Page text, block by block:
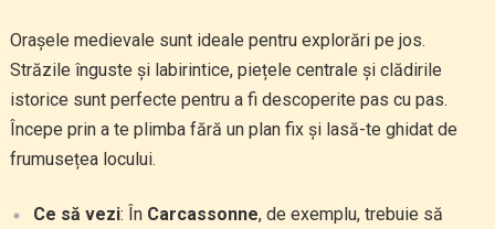
Orașele medievale sunt ideale pentru explorări pe jos.
Străzile înguste și labirintice, piețele centrale și clădirile
istorice sunt perfecte pentru a fi descoperite pas cu pas.
Începe prin a te plimba fără un plan fix și lasă-te ghidat de
frumusețea locului.
Ce să vezi: În Carcassonne, de exemplu, trebuie să